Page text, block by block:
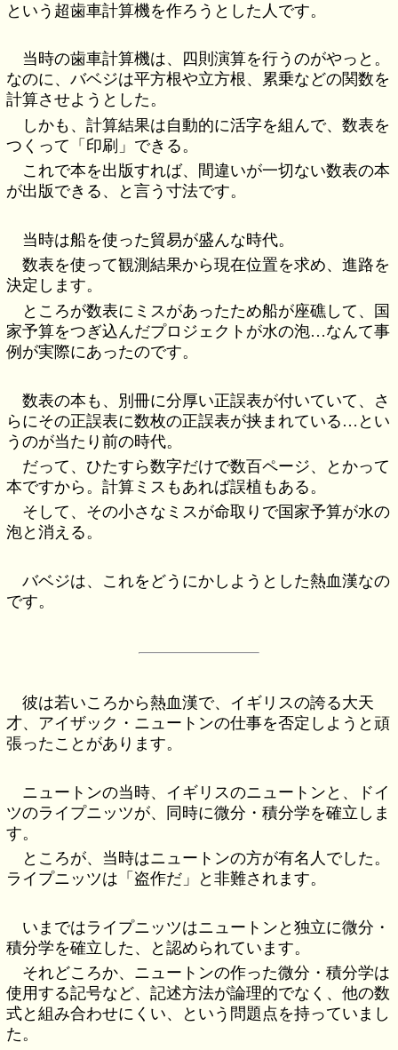
という超歯車計算機を作ろうとした人です。
当時の歯車計算機は、四則演算を行うのがやっと。
なのに、バベジは平方根や立方根、累乗などの関数を
計算させようとした。
しかも、計算結果は自動的に活字を組んで、数表を
つくって「印刷」できる。
これで本を出版すれば、間違いが一切ない数表の本
が出版できる、と言う寸法です。
当時は船を使った貿易が盛んな時代。
数表を使って観測結果から現在位置を求め、進路を
決定します。
ところが数表にミスがあったため船が座礁して、国
家予算をつぎ込んだプロジェクトが水の泡…なんて事
例が実際にあったのです。
数表の本も、別冊に分厚い正誤表が付いていて、さ
らにその正誤表に数枚の正誤表が挟まれている…とい
うのが当たり前の時代。
だって、ひたすら数字だけで数百ページ、とかって
本ですから。計算ミスもあれば誤植もある。
そして、その小さなミスが命取りで国家予算が水の
泡と消える。
バベジは、これをどうにかしようとした熱血漢なの
です。
彼は若いころから熱血漢で、イギリスの誇る大天
才、アイザック・ニュートンの仕事を否定しようと頑
張ったことがあります。
ニュートンの当時、イギリスのニュートンと、ドイ
ツのライプニッツが、同時に微分・積分学を確立しま
す。
ところが、当時はニュートンの方が有名人でした。
ライプニッツは「盗作だ」と非難されます。
いまではライプニッツはニュートンと独立に微分・
積分学を確立した、と認められています。
それどころか、ニュートンの作った微分・積分学は
使用する記号など、記述方法が論理的でなく、他の数
式と組み合わせにくい、という問題点を持っていまし
た。